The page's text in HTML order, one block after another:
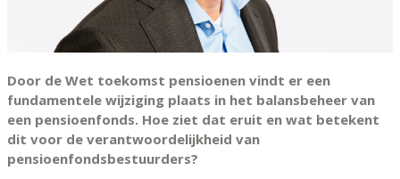
Door de Wet toekomst pensioenen vindt er een
fundamentele wijziging plaats in het balansbeheer van
een pensioenfonds. Hoe ziet dat eruit en wat betekent
dit voor de verantwoordelijkheid van
pensioenfondsbestuurders?